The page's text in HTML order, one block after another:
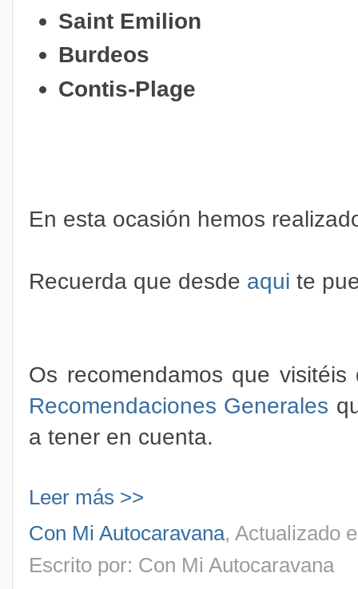
Saint Emilion
Burdeos
Contis-Plage
En esta ocasión hemos
Recuerda que desde aqui te
Os recomendamos que
Recomendaciones Generales
a tener en cuenta.
Leer más >>
Con Mi Autocaravana, Actualizado
Escrito por: Con Mi Autocaravana